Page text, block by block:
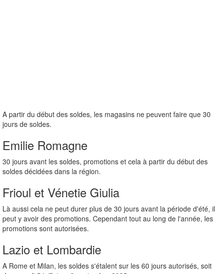
A partir du début des soldes, les magasins ne peuvent faire que 30
jours de soldes.
Emilie Romagne
30 jours avant les soldes, promotions et cela à partir du début des
soldes décidées dans la région.
Frioul et Vénetie Giulia
Là aussi cela ne peut durer plus de 30 jours avant la période d'été, il
peut y avoir des promotions. Cependant tout au long de l'année, les
promotions sont autorisées.
Lazio et Lombardie
A Rome et Milan, les soldes s'étalent sur les 60 jours autorisés, soit